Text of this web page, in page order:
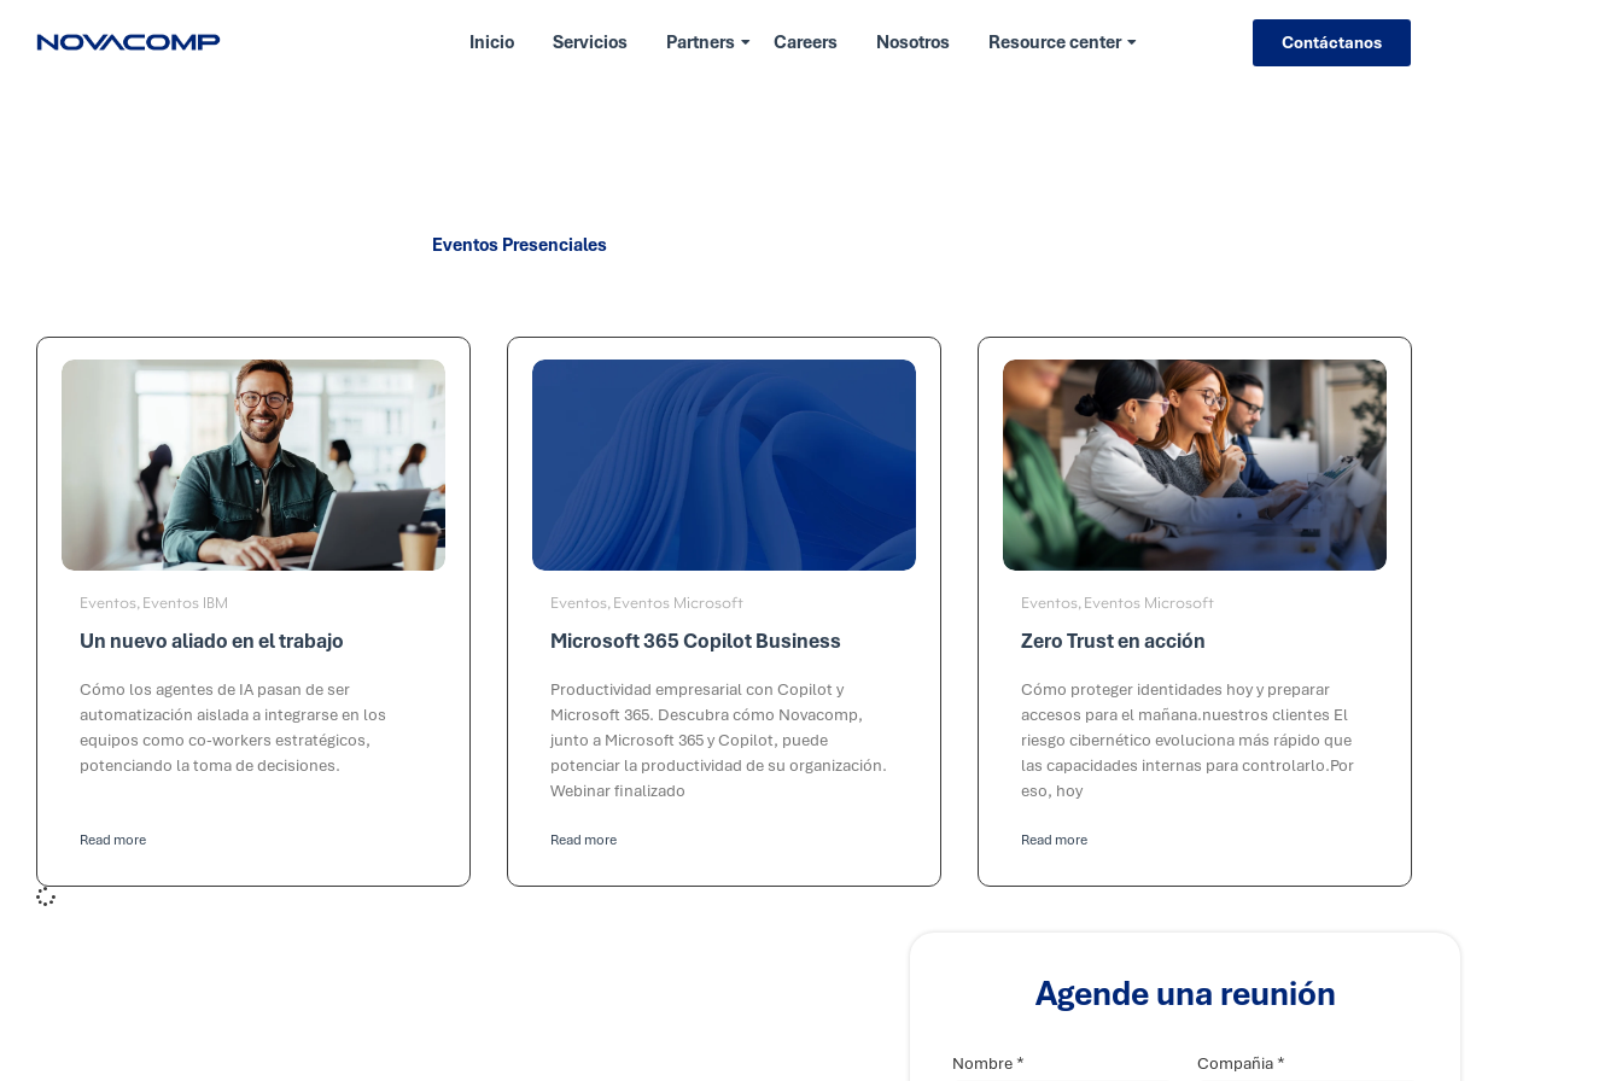
Inicio Servicios Partners Careers Nosotros Resource center Contáctanos
Eventos Presenciales
Eventos, Eventos IBM
Un nuevo aliado en el trabajo
Cómo los agentes de IA pasan de ser
automatización aislada a integrarse en los
equipos como co-workers estratégicos,
potenciando la toma de decisiones.
Read more
Eventos, Eventos Microsoft
Microsoft 365 Copilot Business
Productividad empresarial con Copilot y
Microsoft 365. Descubra cómo Novacomp,
junto a Microsoft 365 y Copilot, puede
potenciar la productividad de su organización.
Webinar finalizado
Read more
Eventos, Eventos Microsoft
Zero Trust en acción
Cómo proteger identidades hoy y preparar
accesos para el mañana.nuestros clientes El
riesgo cibernético evoluciona más rápido que
las capacidades internas para controlarlo.Por
eso, hoy
Read more
Agende una reunión
o
Nombre * Compañia *